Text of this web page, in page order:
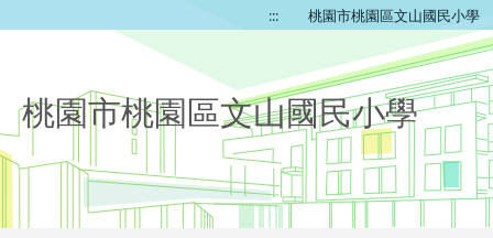
::: 桃園市桃園區文山國民小學
桃園市桃園區文山國民小學